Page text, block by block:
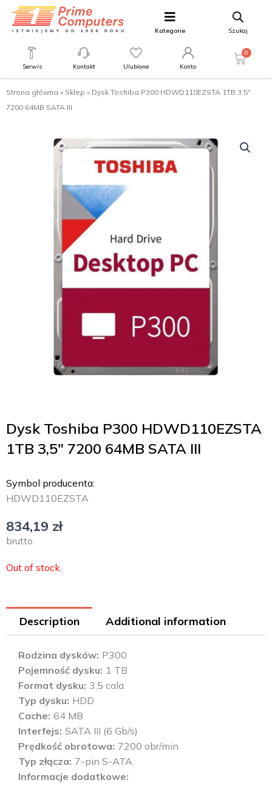
Kategorie Szukaj
Serwis Kontakt Ulubione Konto
0
Strona główna » Sklep » Dysk Toshiba P300 HDWD110EZSTA 1TB 3,5″
7200 64MB SATA III
Dysk Toshiba P300 HDWD110EZSTA
1TB 3,5″ 7200 64MB SATA III
Symbol producenta:
HDWD110EZSTA
834,19 zł
brutto
Out of stock
Description Additional information
Rodzina dysków P300
Pojemność dysku 1 TB
Format dysku 3,5 cala
Typ dysku HDD
Cache 64 MB
Interfejs SATA III (6 Gb/s)
Prędkość obrotowa 7200 obr/min
Typ złącza 7-pin S-ATA
Informacje dodatkowe